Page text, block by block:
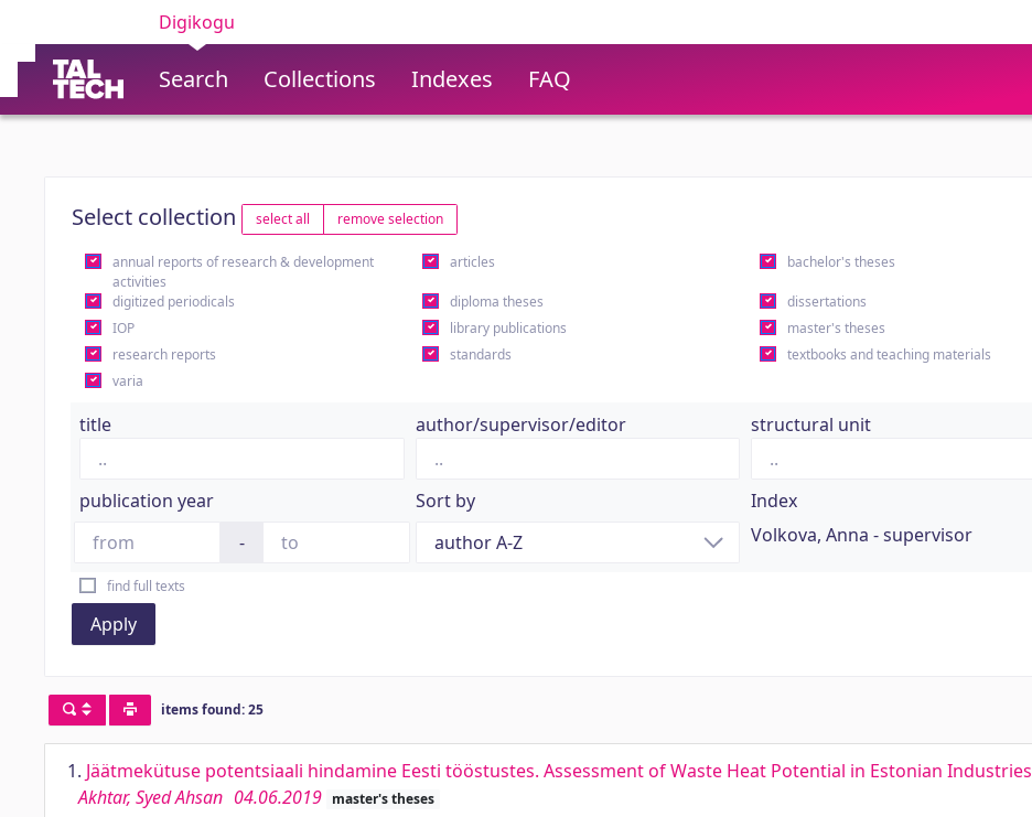
Digikogu
Search Collections Indexes FAQ
Select collection select all remove selection
annual reports of research & development
activities
articles bachelor's theses
digitized periodicals diploma theses dissertations
IOP
library publications master's theses
research reports
standards textbooks and teaching materials
varia
title author/supervisor/editor structural unit
publication year
-
Sort by
Index
Volkova, Anna - supervisor
find full texts
Apply
items found: 25
1. Jäätmekütuse potentsiaali hindamine Eesti tööstustes. Assessment of Waste Heat Potential in Estonian Industries
Akhtar, Syed Ahsan 04.06.2019 master's theses